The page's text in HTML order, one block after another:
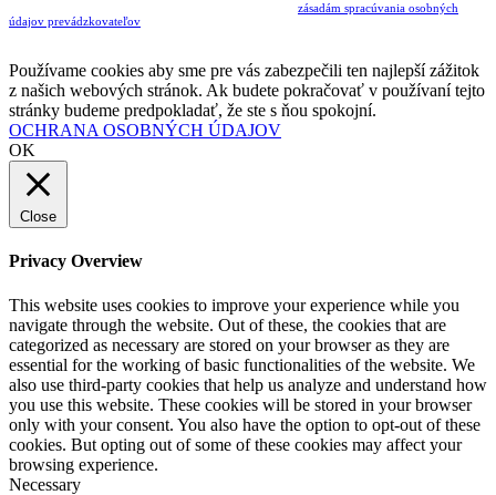
zásadám spracúvania osobných
údajov prevádzkovateľov
Používame cookies aby sme pre vás zabezpečili ten najlepší zážitok
z našich webových stránok. Ak budete pokračovať v používaní tejto
stránky budeme predpokladať, že ste s ňou spokojní.
OCHRANA OSOBNÝCH ÚDAJOV
OK
Close
Privacy Overview
This website uses cookies to improve your experience while you
navigate through the website. Out of these, the cookies that are
categorized as necessary are stored on your browser as they are
essential for the working of basic functionalities of the website. We
also use third-party cookies that help us analyze and understand how
you use this website. These cookies will be stored in your browser
only with your consent. You also have the option to opt-out of these
cookies. But opting out of some of these cookies may affect your
browsing experience.
Necessary